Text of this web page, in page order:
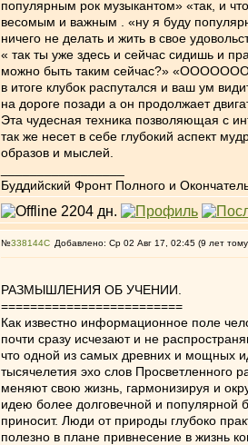
популярным рок музыкантом» «так, и
весомым и важным . «ну я буду
ничего не делать и жить в свое
« так ты уже здесь и сейчас сидишь и
можно быть таким сейчас?»
в итоге клубок распутался и ваш ум
на дороге позади а он продолжает
Эта чудесная техника позволяющая с
так же несет в себе глубокий аспект
образов и мыслей.
Буддийский Фронт Полного и
№338144 Добавлено: Ср 02 Авг 17, 02:45 (9 лет
РАЗМЫШЛЕНИЯ ОБ УЧЕНИИ.
=========================
Как известно информационное поле
почти сразу исчезают и не
что одной из самых древних и мощных
тысячелетия эхо слов Просветленного
меняют свою жизнь, гармонизируя и
идею более долговечной и популярной
приносит. Люди от природы глубоко
полезно в плане привнесение в жизнь